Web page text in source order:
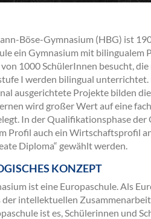
Böse-Gymnasium (HBG) ist
ein Gymnasium mit
1000 SchülerInnen besucht,
I werden bilingual
ausgerichtete Projekte bilden
wird großer Wert auf eine
In der Qualifikationsphase
Profil auch ein Wirtschaftsprofil
Diploma“ gewählt werden.
KONZEPT
ist eine Europaschule. Als
der intellektuellen
ist es, Schülerinnen und